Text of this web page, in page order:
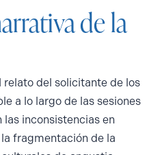
de la
relato del solicitante de los
a lo largo de las sesiones
las inconsistencias en
fragmentación de la